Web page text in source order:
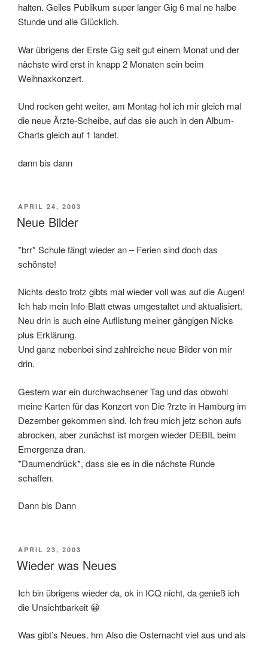
halten. Geiles Publikum super langer Gig 6 mal ne halbe
Stunde und alle Glücklich.
War übrigens der Erste Gig seit gut einem Monat und der
nächste wird erst in knapp 2 Monaten sein beim
Weihnaxkonzert.
Und rocken geht weiter, am Montag hol ich mir gleich mal
die neue Ärzte-Scheibe, auf das sie auch in den Album-
Charts gleich auf 1 landet.
dann bis dann
POSTED
ON
APRIL 24, 2003
Neue Bilder
*brr* Schule fängt wieder an – Ferien sind doch das
schönste!
Nichts desto trotz gibts mal wieder voll was auf die Augen!
Ich hab mein Info-Blatt etwas umgestaltet und aktualisiert.
Neu drin is auch eine Auflistung meiner gängigen Nicks
plus Erklärung.
Und ganz nebenbei sind zahlreiche neue Bilder von mir
drin.
Gestern war ein durchwachsener Tag und das obwohl
meine Karten für das Konzert von Die ?rzte in Hamburg im
Dezember gekommen sind. Ich freu mich jetz schon aufs
abrocken, aber zunächst ist morgen wieder DEBIL beim
Emergenza dran.
*Daumendrück*, dass sie es in die nächste Runde
schaffen.
Dann bis Dann
POSTED
ON
APRIL 23, 2003
Wieder was Neues
Ich bin übrigens wieder da, ok in ICQ nicht, da genieß ich
die Unsichtbarkeit 😀
Was gibt’s Neues. hm Also die Osternacht viel aus und als